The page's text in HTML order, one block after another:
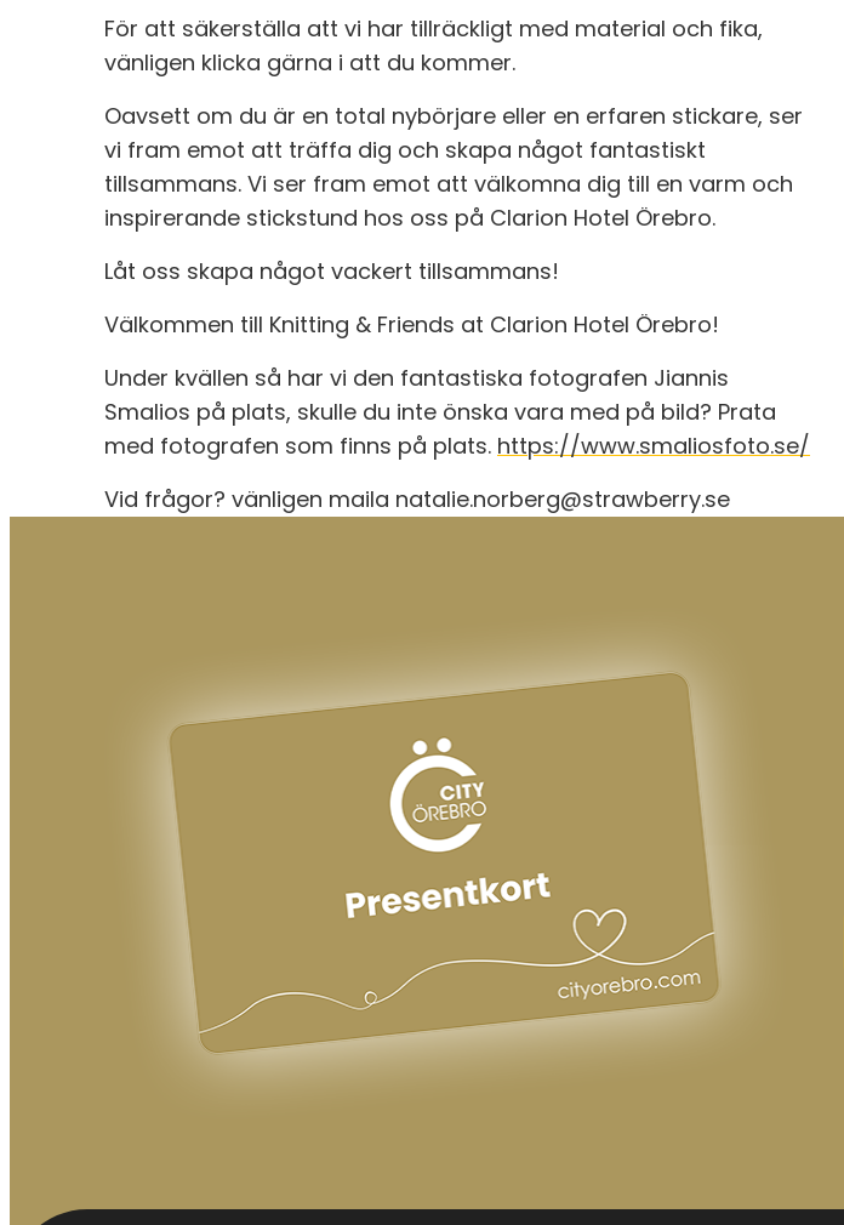
För att säkerställa att vi har tillräckligt med material och fika,
vänligen klicka gärna i att du kommer.
Oavsett om du är en total nybörjare eller en erfaren stickare, ser
vi fram emot att träffa dig och skapa något fantastiskt
tillsammans. Vi ser fram emot att välkomna dig till en varm och
inspirerande stickstund hos oss på Clarion Hotel Örebro.
Låt oss skapa något vackert tillsammans!
Välkommen till Knitting & Friends at Clarion Hotel Örebro!
Under kvällen så har vi den fantastiska fotografen Jiannis
Smalios på plats, skulle du inte önska vara med på bild? Prata
med fotografen som finns på plats. https://www.smaliosfoto.se/
Vid frågor? vänligen maila natalie.norberg@strawberry.se